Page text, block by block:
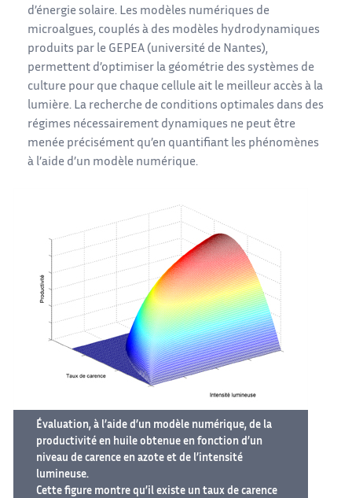
d’énergie solaire. Les modèles numériques de
microalgues, couplés à des modèles hydrodynamiques
produits par le GEPEA (université de Nantes),
permettent d’optimiser la géométrie des systèmes de
culture pour que chaque cellule ait le meilleur accès à la
lumière. La recherche de conditions optimales dans des
régimes nécessairement dynamiques ne peut être
menée précisément qu’en quantifiant les phénomènes
à l’aide d’un modèle numérique.
Évaluation, à l’aide d’un modèle numérique, de la
productivité en huile obtenue en fonction d’un
niveau de carence en azote et de l’intensité
lumineuse.
Cette figure montre qu’il existe un taux de carence